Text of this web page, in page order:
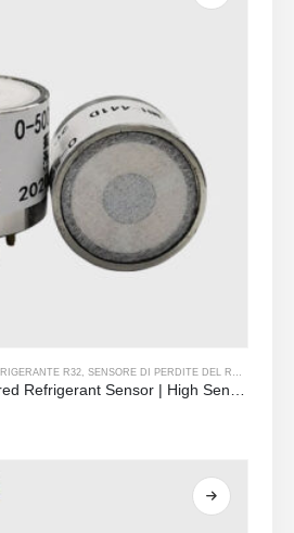
R32 ,SENSORE DI PERDITE DEL REFRIGERANTE R134A